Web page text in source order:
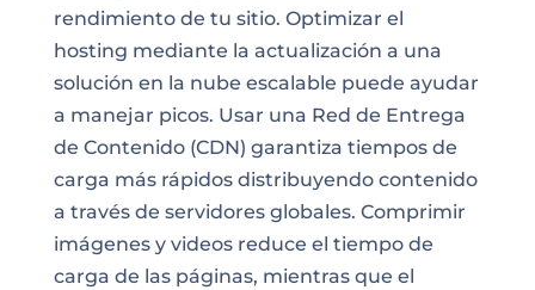
rendimiento de tu sitio. Optimizar el
hosting mediante la actualización a una
solución en la nube escalable puede ayudar
a manejar picos. Usar una Red de Entrega
de Contenido (CDN) garantiza tiempos de
carga más rápidos distribuyendo contenido
a través de servidores globales. Comprimir
imágenes y videos reduce el tiempo de
carga de las páginas, mientras que el